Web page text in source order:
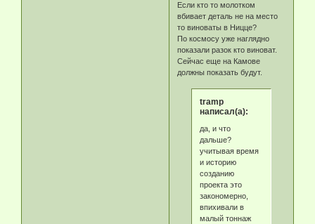
Если кто то молотком
вбивает деталь не на место
то виноваты в Ницце?
По космосу уже наглядно
показали разок кто виноват.
Сейчас еще на Камове
должны показать будут.
tramp
написал(а):
да, и что
дальше?
учитывая время
и историю
созданию
проекта это
закономерно,
впихивали в
малый тоннаж